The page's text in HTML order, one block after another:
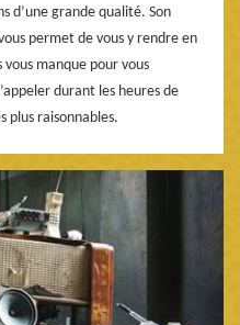
d’une grande qualité. Son
permet de vous y rendre en
manque pour vous
durant les heures de
plus raisonnables.